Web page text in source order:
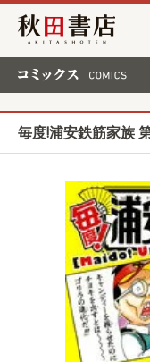
秋田書店
毎度!浦安鉄筋家族